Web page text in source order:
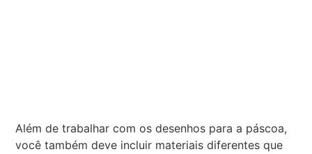
Além de trabalhar com os desenhos para a páscoa,
você também deve incluir materiais diferentes que